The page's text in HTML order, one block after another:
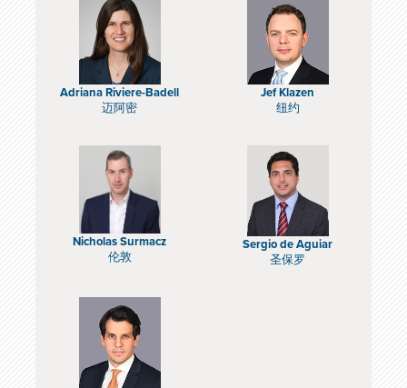
Adriana Riviere-Badell
迈阿密
Jef Klazen
纽约
Nicholas Surmacz
伦敦
Sergio de Aguiar
圣保罗